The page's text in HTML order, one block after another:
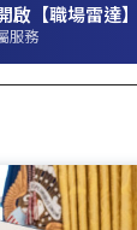
啟【職場雷達】
服務